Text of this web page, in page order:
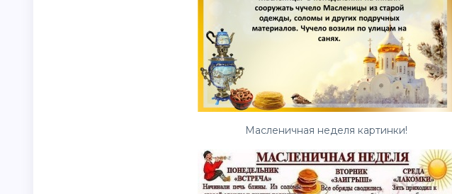
Масленичная неделя картинки!